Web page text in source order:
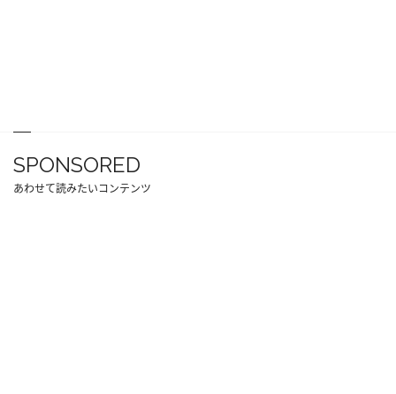
SPONSORED
あわせて読みたいコンテンツ